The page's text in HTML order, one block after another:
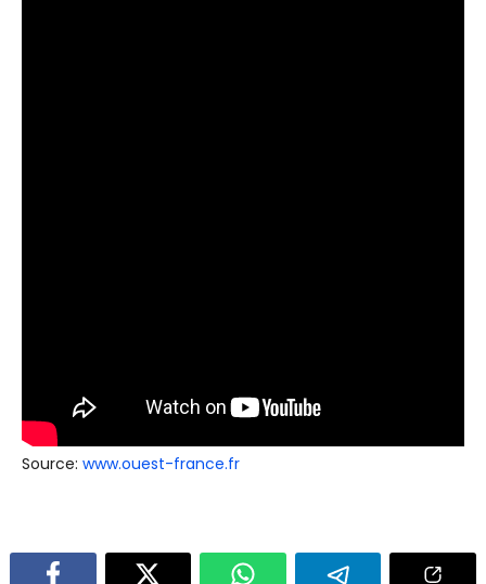
Source: www.ouest-france.fr